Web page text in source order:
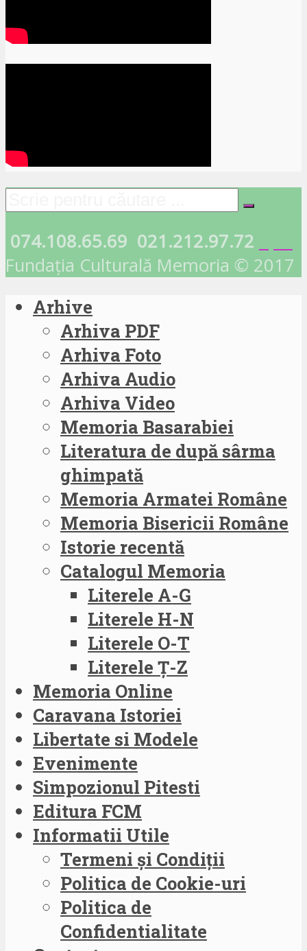
074.108.65.69 021.212.97.72
Fundația Culturală Memoria © 2017
Arhive
Arhiva PDF
Arhiva Foto
Arhiva Audio
Arhiva Video
Memoria Basarabiei
Literatura de după sârma
ghimpată
Memoria Armatei Române
Memoria Bisericii Române
Istorie recentă
Catalogul Memoria
Literele A-G
Literele H-N
Literele O-T
Literele Ț-Z
Memoria Online
Caravana Istoriei
Libertate si Modele
Evenimente
Simpozionul Pitesti
Editura FCM
Informatii Utile
Termeni și Condiții
Politica de Cookie-uri
Politica de
Confidentialitate